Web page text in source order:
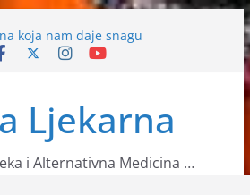
koja nam daje snagu
organizmu
čaj od koprive koji će vam pomoći
Ljekarna
i Alternativna Medicina …